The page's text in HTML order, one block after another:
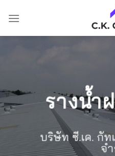
รางน้ำ
บริษัท ซี.เค. กั
จ